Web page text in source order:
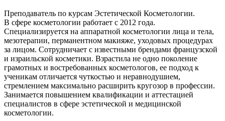
Преподаватель по курсам Эстетической Косметологии.
В сфере косметологии работает с 2012 года.
Специализируется на аппаратной косметологии лица и тела,
мезотерапии, перманентном макияже, уходовых процедурах
за лицом. Сотрудничает с известными брендами французской
и израильской косметики. Взрастила не одно поколение
грамотных и востребованных косметологов, ее подход к
ученикам отличается чуткостью и неравнодушием,
стремлением максимально расширить кругозор в профессии.
Занимается повышением квалификации и аттестацией
специалистов в сфере эстетической и медицинской
косметологии.